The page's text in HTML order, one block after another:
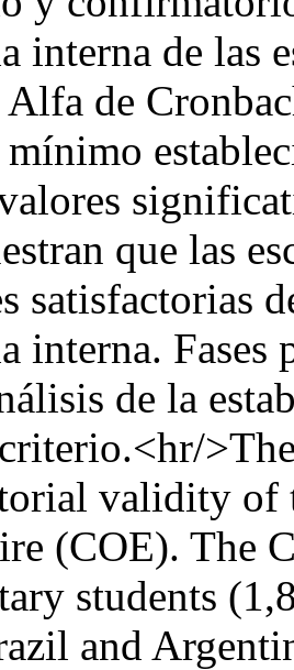
interna de las
de
que las
satisfactorias
interna. Fases
de la
validity of
(COE). The
students
and